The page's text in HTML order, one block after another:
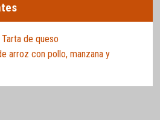
de queso
arroz con pollo, manzana y